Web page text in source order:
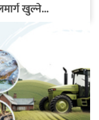
खुल्ने...